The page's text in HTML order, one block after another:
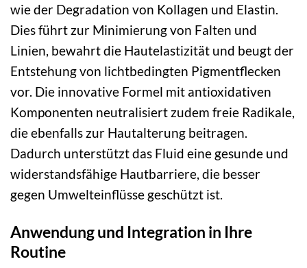
wie der Degradation von Kollagen und Elastin.
Dies führt zur Minimierung von Falten und
Linien, bewahrt die Hautelastizität und beugt der
Entstehung von lichtbedingten Pigmentflecken
vor. Die innovative Formel mit antioxidativen
Komponenten neutralisiert zudem freie Radikale,
die ebenfalls zur Hautalterung beitragen.
Dadurch unterstützt das Fluid eine gesunde und
widerstandsfähige Hautbarriere, die besser
gegen Umwelteinflüsse geschützt ist.
Anwendung und Integration in Ihre
Routine